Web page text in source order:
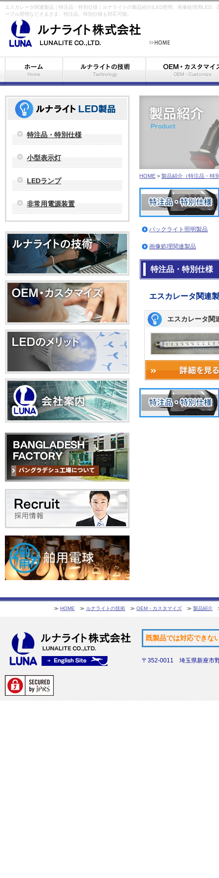
エスカレータ関連製品｜特注品・特別仕様｜ルナライトの製品紹介|LED照明、画像処理用LED
ーブル照明などさまざま、特注品、特別仕様も対応可能。
特注品・特別仕様
小型表示灯
LEDランプ
非常用電源装置
HOME > 製品紹介（特注品・特
バックライト照明製品
画像処理関連製品
特注品・特別仕様
エスカレータ関連
エスカレータ関
≫ HOME ≫ ルナライトの技術 ≫ OEM・カスタマイズ ≫ 製品紹介
既製品では対応できな
〒352-0011 埼玉県新座